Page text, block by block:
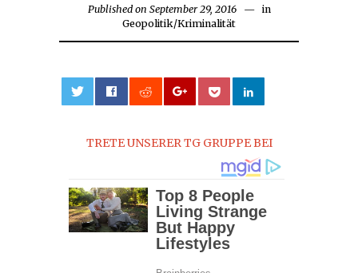
Published on September 29, 2016September
in
Geopolitik/Kriminalität
TRETE UNSERER TG GRUPPE BEI